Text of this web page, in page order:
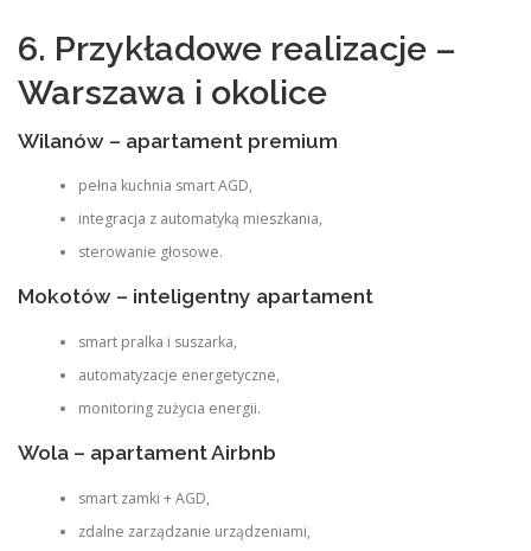
6. Przykładowe realizacje –
Warszawa i okolice
Wilanów – apartament premium
pełna kuchnia smart AGD,
integracja z automatyką mieszkania,
sterowanie głosowe.
Mokotów – inteligentny apartament
smart pralka i suszarka,
automatyzacje energetyczne,
monitoring zużycia energii.
Wola – apartament Airbnb
smart zamki + AGD,
zdalne zarządzanie urządzeniami,